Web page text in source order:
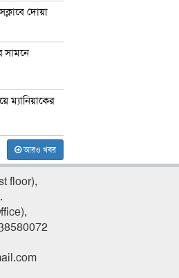
দোয়া
সামনে
ম্যানিয়াকের
আরও খবর
floor),